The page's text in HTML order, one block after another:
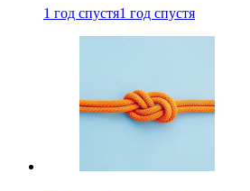
1 год спустя1 год спустя